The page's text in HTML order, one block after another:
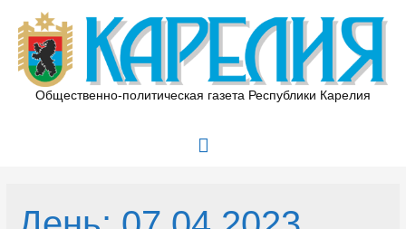
содержимому
Общественно-политическая газета Республики Карелия
Главное